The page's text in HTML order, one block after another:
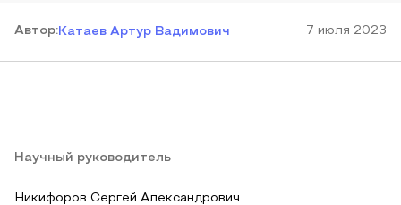
Автор:Катаев Артур Вадимович 7 июля 2023
Научный руководитель
Никифоров Сергей Александрович